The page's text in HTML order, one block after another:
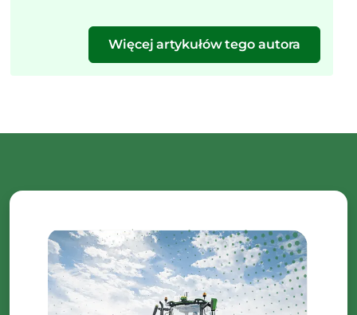
Więcej artykułów tego autora